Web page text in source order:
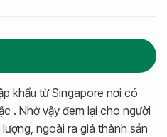
khẩu từ Singapore nơi có
. Nhờ vậy đem lại cho người
ngoài ra giá thành sản